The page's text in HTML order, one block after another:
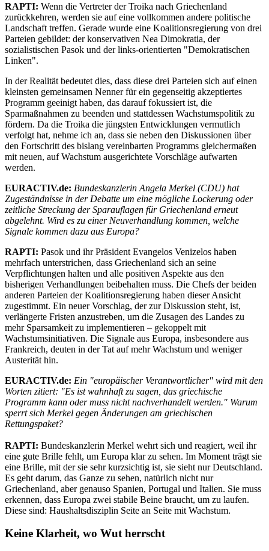
RAPTI: Wenn die Vertreter der Troika nach Griechenland
zurückkehren, werden sie auf eine vollkommen andere politische
Landschaft treffen. Gerade wurde eine Koalitionsregierung von drei
Parteien gebildet: der konservativen Nea Dimokratia, der
sozialistischen Pasok und der links-orientierten "Demokratischen
Linken".
In der Realität bedeutet dies, dass diese drei Parteien sich auf einen
kleinsten gemeinsamen Nenner für ein gegenseitig akzeptiertes
Programm geeinigt haben, das darauf fokussiert ist, die
Sparmaßnahmen zu beenden und stattdessen Wachstumspolitik zu
fördern. Da die Troika die jüngsten Entwicklungen vermutlich
verfolgt hat, nehme ich an, dass sie neben den Diskussionen über
den Fortschritt des bislang vereinbarten Programms gleichermaßen
mit neuen, auf Wachstum ausgerichtete Vorschläge aufwarten
werden.
EURACTIV.de: Bundeskanzlerin Angela Merkel (CDU) hat
Zugeständnisse in der Debatte um eine mögliche Lockerung oder
zeitliche Streckung der Sparauflagen für Griechenland erneut
abgelehnt. Wird es zu einer Neuverhandlung kommen, welche
Signale kommen dazu aus Europa?
RAPTI: Pasok und ihr Präsident Evangelos Venizelos haben
mehrfach unterstrichen, dass Griechenland sich an seine
Verpflichtungen halten und alle positiven Aspekte aus den
bisherigen Verhandlungen beibehalten muss. Die Chefs der beiden
anderen Parteien der Koalitionsregierung haben dieser Ansicht
zugestimmt. Ein neuer Vorschlag, der zur Diskussion steht, ist,
verlängerte Fristen anzustreben, um die Zusagen des Landes zu
mehr Sparsamkeit zu implementieren – gekoppelt mit
Wachstumsinitiativen. Die Signale aus Europa, insbesondere aus
Frankreich, deuten in der Tat auf mehr Wachstum und weniger
Austerität hin.
EURACTIV.de: Ein "europäischer Verantwortlicher" wird mit den
Worten zitiert: "Es ist wahnhaft zu sagen, das griechische
Programm kann oder muss nicht nachverhandelt werden." Warum
sperrt sich Merkel gegen Änderungen am griechischen
Rettungspaket?
RAPTI: Bundeskanzlerin Merkel wehrt sich und reagiert, weil ihr
eine gute Brille fehlt, um Europa klar zu sehen. Im Moment trägt sie
eine Brille, mit der sie sehr kurzsichtig ist, sie sieht nur Deutschland.
Es geht darum, das Ganze zu sehen, natürlich nicht nur
Griechenland, aber genauso Spanien, Portugal und Italien. Sie muss
erkennen, dass Europa zwei stabile Beine braucht, um zu laufen.
Diese sind: Haushaltsdisziplin Seite an Seite mit Wachstum.
Keine Klarheit, wo Wut herrscht